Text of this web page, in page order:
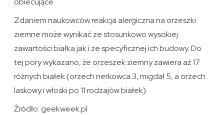
Zdaniem naukowców reakcja alergiczna na orzeszki
ziemne może wynikać ze stosunkowo wysokiej
zawartości białka jak i ze specyficznej ich budowy. Do
tej pory wykazano, że orzeszek ziemny zawiera aż 17
różnych białek (orzech nerkowca 3, migdał 5, a orzech
laskowy i włoski po 11 rodzajów białek).
Źródło: geekweek.pl